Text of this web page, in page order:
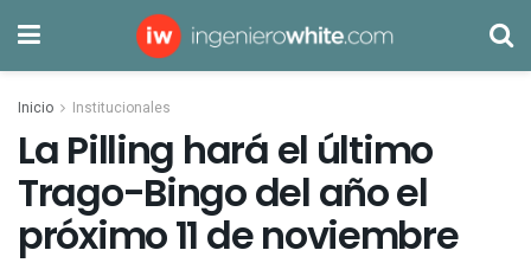
Inicio Institucionales
La Pilling hará el último
Trago-Bingo del año el
próximo 11 de noviembre